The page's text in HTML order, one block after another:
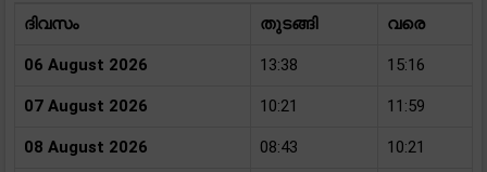
ദിവസം തുടങ്ങി വരെ
06 August 2026 13:38 15:16
07 August 2026 10:21 11:59
08 August 2026 08:43 10:21